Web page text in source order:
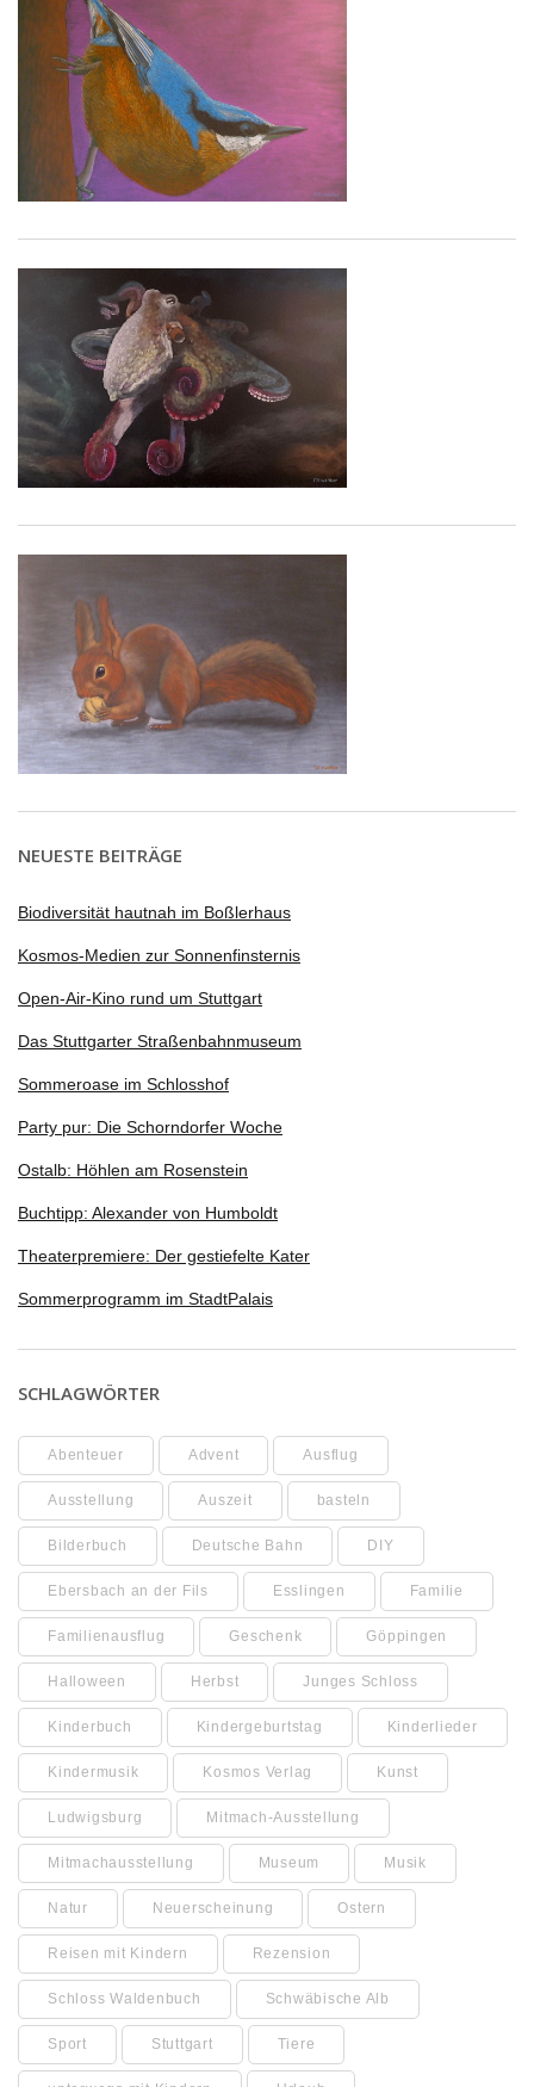
NEUESTE BEITRÄGE
Biodiversität hautnah im Boßlerhaus
Kosmos-Medien zur Sonnenfinsternis
Open-Air-Kino rund um Stuttgart
Das Stuttgarter Straßenbahnmuseum
Sommeroase im Schlosshof
Party pur: Die Schorndorfer Woche
Ostalb: Höhlen am Rosenstein
Buchtipp: Alexander von Humboldt
Theaterpremiere: Der gestiefelte Kater
Sommerprogramm im StadtPalais
SCHLAGWÖRTER
Abenteuer Advent Ausflug
Ausstellung Auszeit basteln
Bilderbuch Deutsche Bahn DIY
Ebersbach an der Fils Esslingen Familie
Familienausflug Geschenk Göppingen
Halloween Herbst Junges Schloss
Kinderbuch Kindergeburtstag Kinderlieder
Kindermusik Kosmos Verlag Kunst
Ludwigsburg Mitmach-Ausstellung
Mitmachausstellung Museum Musik
Natur Neuerscheinung Ostern
Reisen mit Kindern Rezension
Schloss Waldenbuch Schwäbische Alb
Sport Stuttgart Tiere